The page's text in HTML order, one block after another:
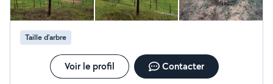
Taille d'arbre
Voir le profil Contacter